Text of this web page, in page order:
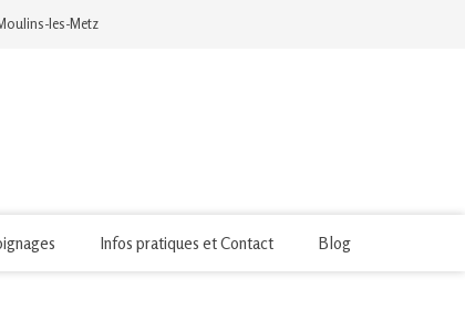
les-Metz
Infos pratiques et Contact Blog